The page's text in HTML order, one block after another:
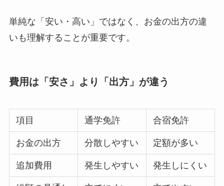
単純な「安い・高い」ではなく、お金の出方の違
いも理解することが重要です。
費用は「安さ」より「出方」が違う
項目 通学免許 合宿免許
お金の出方 分散しやすい 定額が多い
追加費用 発生しやすい 発生しにくい